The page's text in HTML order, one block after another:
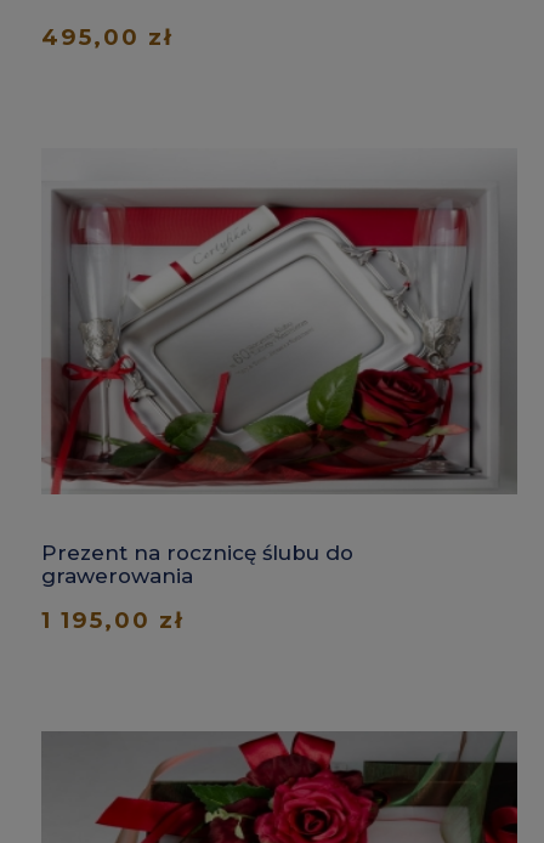
495,00 zł
Prezent na rocznicę ślubu do
grawerowania
1 195,00 zł